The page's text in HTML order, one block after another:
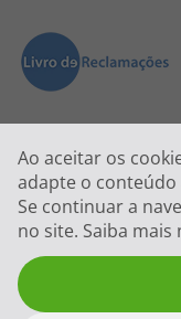
Ao aceitar os
adapte o conteúdo
Se continuar a
no site. Saiba mais
2026 © Todos os